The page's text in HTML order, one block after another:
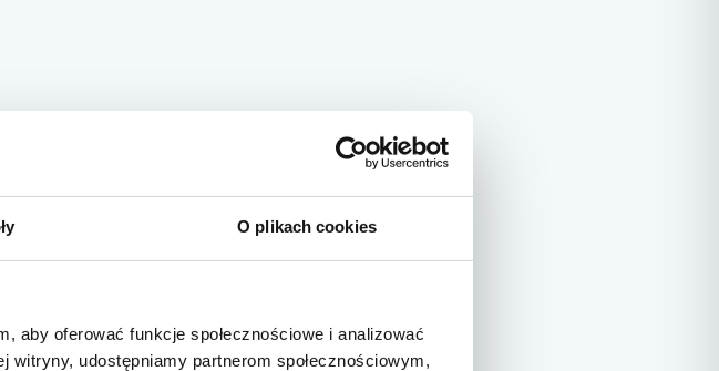
O plikach cookies
aby oferować funkcje społecznościowe i analizować
udostępniamy partnerom społecznościowym,